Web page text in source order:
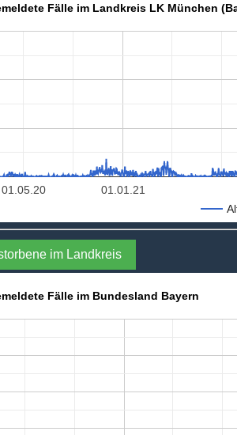
Fälle im Landkreis LK München
01.01.21
01.05.20
im Landkreis
Fälle im Bundesland Bayern